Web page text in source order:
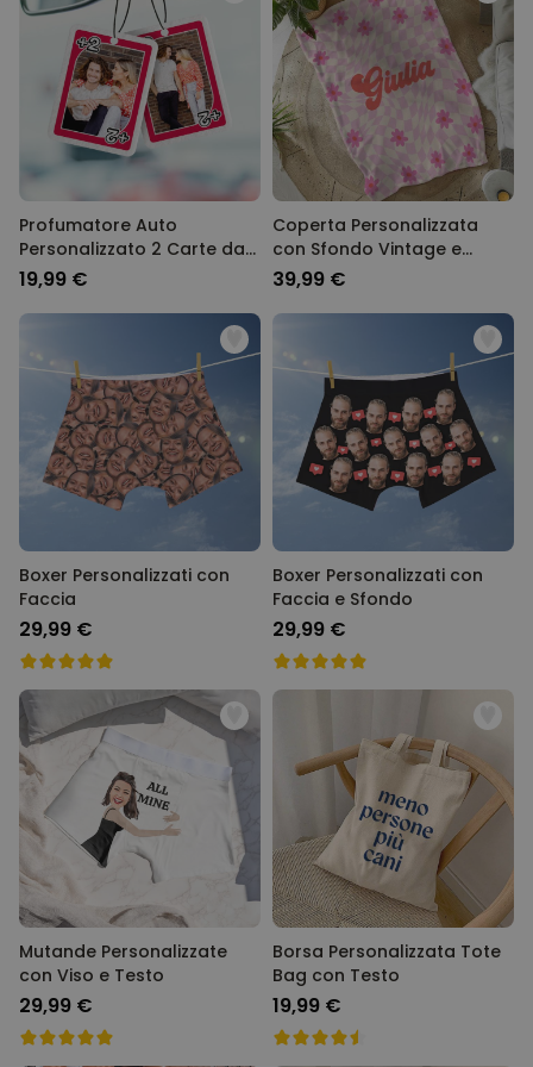
Profumatore Auto
Personalizzato 2 Carte da
Gioco con Foto
19,99 €
Coperta Personalizzata
con Sfondo Vintage e
Nome
39,99 €
Boxer Personalizzati con
Faccia
29,99 €
Boxer Personalizzati con
Faccia e Sfondo
29,99 €
Mutande Personalizzate
con Viso e Testo
29,99 €
Borsa Personalizzata Tote
Bag con Testo
19,99 €